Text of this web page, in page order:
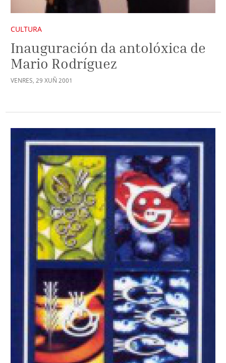
CULTURA
Inauguración da antolóxica de
Mario Rodríguez
VENRES, 29 XUÑ 2001